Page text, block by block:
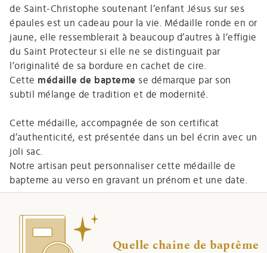
de Saint-Christophe soutenant l’enfant Jésus sur ses
épaules est un cadeau pour la vie. Médaille ronde en or
jaune, elle ressemblerait à beaucoup d’autres à l’effigie
du Saint Protecteur si elle ne se distinguait par
l’originalité de sa bordure en cachet de cire.
Cette médaille de bapteme se démarque par son
subtil mélange de tradition et de modernité.
Cette médaille, accompagnée de son certificat
d’authenticité, est présentée dans un bel écrin avec un
joli sac.
Notre artisan peut personnaliser cette médaille de
bapteme au verso en gravant un prénom et une date.
Quelle chaine de baptême